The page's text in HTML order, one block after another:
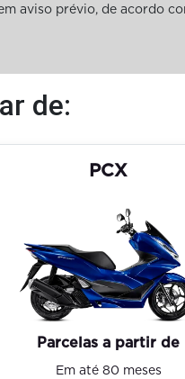
aviso prévio, de acordo
de:
PCX
Parcelas a partir de
Em até 80 meses